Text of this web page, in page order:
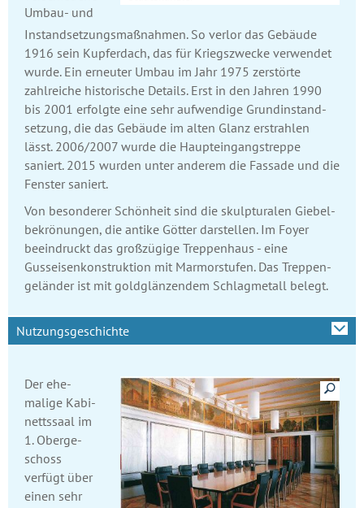
Umbau- und
Instandsetzungs­maßnahmen. So verlor das Gebäude
1916 sein Kupferdach, das für Kriegszwecke verwendet
wurde. Ein erneuter Umbau im Jahr 1975 zerstörte
zahlreiche historische Details. Erst in den Jahren 1990
bis 2001 erfolgte eine sehr aufwendige Grundinstand­
setzung, die das Gebäude im alten Glanz erstrahlen
lässt. 2006/2007 wurde die Haupt­eingangs­treppe
saniert. 2015 wurden unter anderem die Fassade und die
Fenster saniert.
Von besonderer Schönheit sind die skulpturalen Giebel­
bekrönungen, die antike Götter darstellen. Im Foyer
beeindruckt das großzügige Treppenhaus - eine
Gusseisen­konstruktion mit Marmor­stufen. Das Treppen­
geländer ist mit goldglän­zendem Schlag­metall belegt.
Nutzungsgeschichte
Details anzeigen
Der ehe­
malige Kabi­
netts­saal im
1. Ober­ge­
schoss
verfügt über
einen sehr